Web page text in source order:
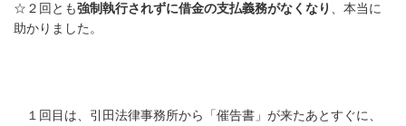
☆ ２回とも強制執行されずに借金の支払義務がなくなり 、本当に
助かりました。
１回目は、引田法律事務所から「催告書」が来たあとすぐに、